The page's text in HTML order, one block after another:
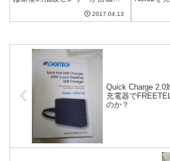
ィスプレイにするため、指紋セ
ら、この新型指紋センサーが製
2017.04.13
のですが
レイ、8
Quick Charge 2.0
充電器で
のか？